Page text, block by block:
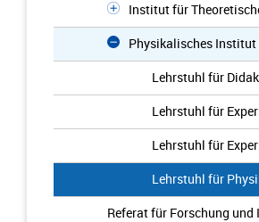
Institut für
Physikalisches Institut
Lehrstuhl für
Lehrstuhl für
Lehrstuhl für
Lehrstuhl für
Referat für Forschung